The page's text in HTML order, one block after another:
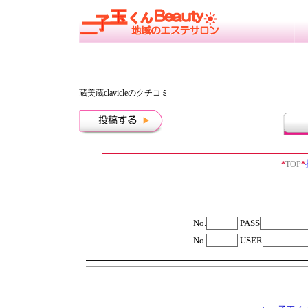
蔵美蔵clavicleのクチコミ
*TOP*
No.
PASS
No.
USER